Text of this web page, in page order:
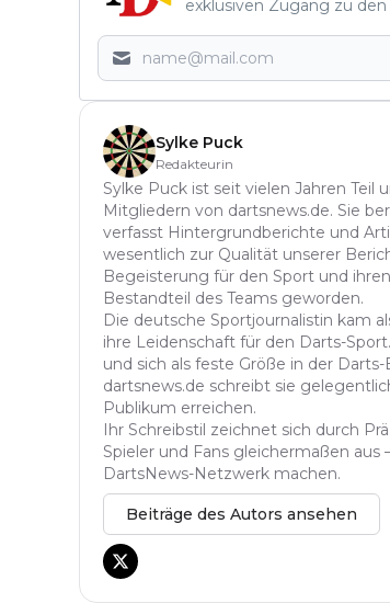
exklusiven Zugang zu
Sylke Puck
Redakteurin
Sylke Puck ist seit vielen Jahren
Mitgliedern von dartsnews.de. Sie
verfasst Hintergrundberichte und
wesentlich zur Qualität unserer
Begeisterung für den Sport und
Bestandteil des Teams geworden.
Die deutsche Sportjournalistin kam
ihre Leidenschaft für den Darts-
und sich als feste Größe in der
dartsnews.de schreibt sie
Publikum erreichen.
Ihr Schreibstil zeichnet sich durch
Spieler und Fans gleichermaßen
DartsNews-Netzwerk machen.
Beiträge des Autors ansehen